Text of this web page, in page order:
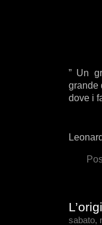
” Un
grande
dove i
sabato,